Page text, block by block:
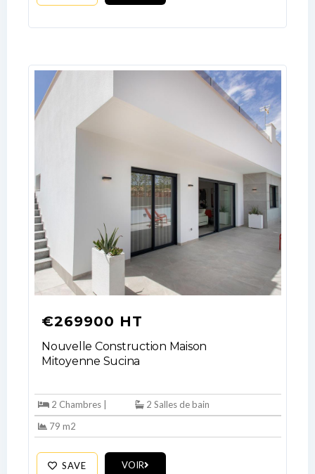
€269900 HT
Nouvelle Construction Maison
Mitoyenne Sucina
2 Chambres |
2 Salles de bain
79 m2
SAVE VOIR